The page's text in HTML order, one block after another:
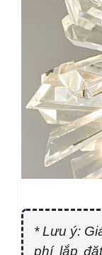
* Lưu ý:
phí lắp